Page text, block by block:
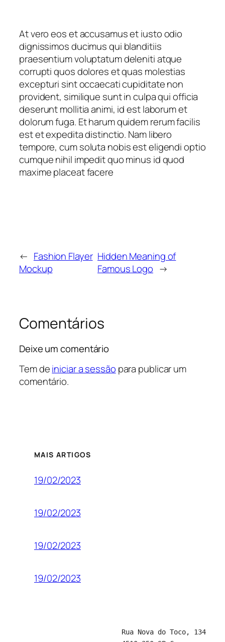
At vero eos et accusamus et iusto odio
dignissimos ducimus qui blanditiis
praesentium voluptatum deleniti atque
corrupti quos dolores et quas molestias
excepturi sint occaecati cupiditate non
provident, similique sunt in culpa qui officia
deserunt mollitia animi, id est laborum et
dolorum fuga. Et harum quidem rerum facilis
est et expedita distinctio. Nam libero
tempore, cum soluta nobis est eligendi optio
cumque nihil impedit quo minus id quod
maxime placeat facere
← Fashion Flayer
Mockup
Hidden Meaning of
Famous Logo →
Comentários
Deixe um comentário
Tem deiniciar a sessão para publicar um
comentário.
MAIS ARTIGOS
19/02/2023
19/02/2023
19/02/2023
19/02/2023
Rua Nova do Toco, 134